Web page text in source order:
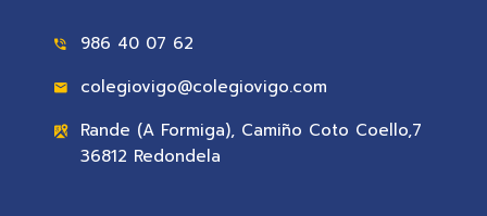
986 40 07 62
colegiovigo@colegiovigo.com
Rande (A Formiga), Camiño Coto Coello,7
36812 Redondela